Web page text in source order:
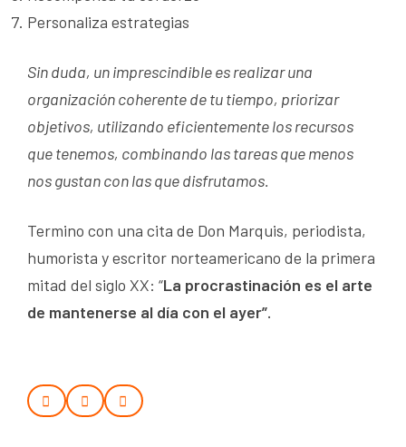
Personaliza estrategias
Sin duda, un imprescindible es realizar una
organización coherente de tu tiempo, priorizar
objetivos, utilizando eficientemente los recursos
que tenemos, combinando las tareas que menos
nos gustan con las que disfrutamos.
Termino con una cita de Don Marquis, periodista,
humorista y escritor norteamericano de la primera
mitad del siglo XX: “La procrastinación es el arte
de mantenerse al día con el ayer”.